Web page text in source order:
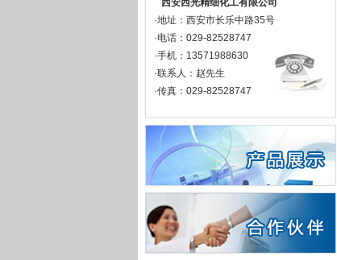
西安西光精细化工有限公司
·地址：西安市长乐中路35号
·电话：029-82528747
·手机：13571988630
·联系人：赵先生
·传真：029-82528747